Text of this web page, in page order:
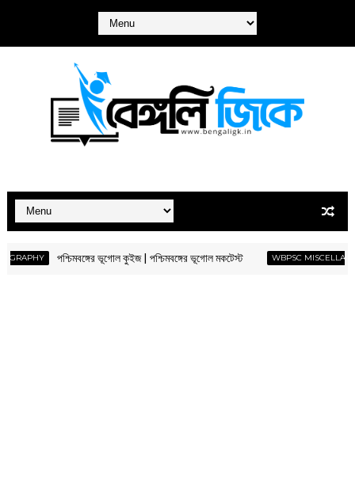
পশ্চিমবঙ্গের ভূগোল কুইজ | পশ্চিমবঙ্গের ভূগোল মকটেস্ট WBPSC MISCELLANEOUS